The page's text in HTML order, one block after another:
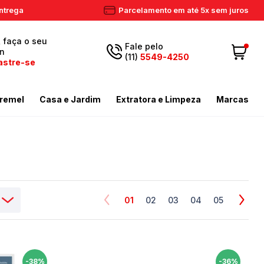
Parcelamento em até 5x sem juros
faça o seu
se
Fale pelo
(11) 5549-4250
contato@eletronservice.com.br
Circulador
Casa e Jardim Extratora e Limpeza
Limpador a Vapor
Acessórios Limpeza
Marcas
01 02 03 04 05
-38% -36%